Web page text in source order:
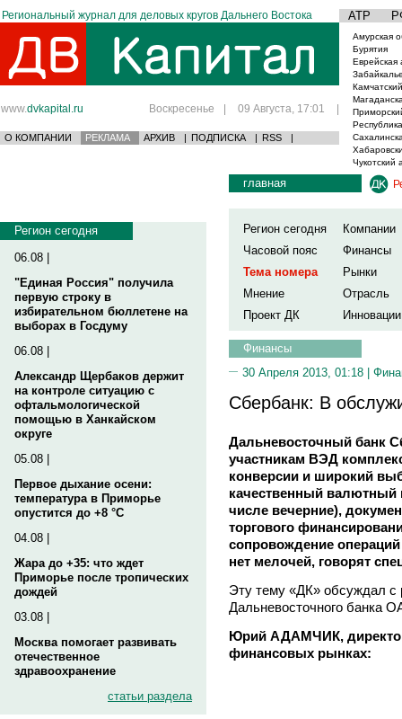
Региональный журнал для деловых кругов Дальнего Востока АТР
www.dvkapital.ru Воскресенье | 09 Августа, 17:01 |
О КОМПАНИИ РЕКЛАМА АРХИВ | ПОДПИСКА | RSS |
Амурская
Бурятия
Еврейская
Чукотский
Регион сегодня
06.08 |
"Единая Россия" получила
первую строку в
избирательном бюллетене на
выборах в Госдуму
06.08 |
Александр Щербаков держит
на контроле ситуацию с
офтальмологической
помощью в Ханкайском
округе
05.08 |
Первое дыхание осени:
температура в Приморье
опустится до +8 °C
04.08 |
Жара до +35: что ждет
Приморье после тропических
дождей
03.08 |
Москва помогает развивать
отечественное
здравоохранение
статьи раздела
главная
Регион сегодня
Компании
Часовой пояс
Финансы
Тема номера
Рынки
Мнение
Отрасль
Проект ДК
Инновации
Финансы
30 Апреля 2013, 01:18 |
Сбербанк: В
Дальневосточный банк
участникам ВЭД
конверсии и широкий
качественный
числе вечерние),
торгового
сопровождение
нет мелочей, говорят
Эту тему «ДК» обсуждал с
Дальневосточного банка
Юрий АДАМЧИК,
финансовых рынках: